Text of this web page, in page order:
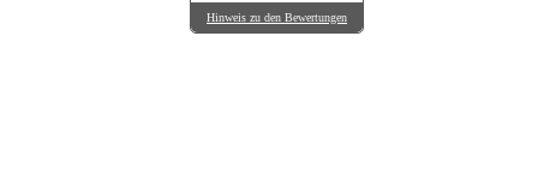
Hinweis zu den Bewertungen